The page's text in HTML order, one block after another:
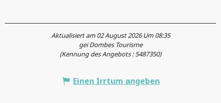
Aktualisiert am 02 August 2026 Um 08:35
gei Dombes Tourisme
(Kennung des Angebots :5487350)
Einen Irrtum angeben